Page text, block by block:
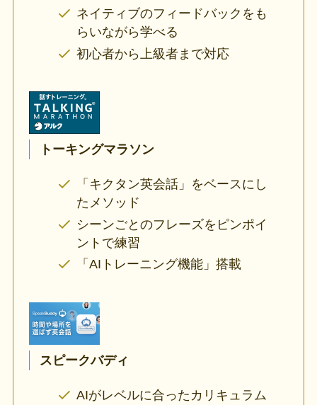
ネイティブのフィードバックをも
らいながら学べる
初心者から上級者まで対応
トーキングマラソン
「キクタン英会話」をベースにし
たメソッド
シーンごとのフレーズをピンポイ
ントで練習
「AIトレーニング機能」搭載
スピークバディ
AIがレベルに合ったカリキュラム